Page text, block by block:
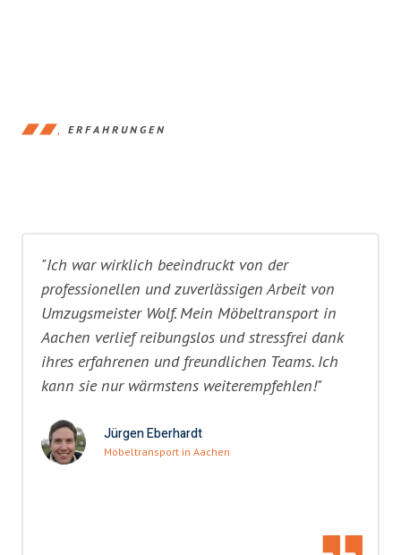
ERFAHRUNGEN
"Ich war wirklich beeindruckt von der
professionellen und zuverlässigen Arbeit von
Umzugsmeister Wolf. Mein Möbeltransport in
Aachen verlief reibungslos und stressfrei dank
ihres erfahrenen und freundlichen Teams. Ich
kann sie nur wärmstens weiterempfehlen!"
Jürgen Eberhardt
Möbeltransport in Aachen